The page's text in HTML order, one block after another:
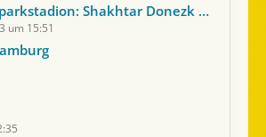
Shakhtar Donezk - FC Porto
um 15:51